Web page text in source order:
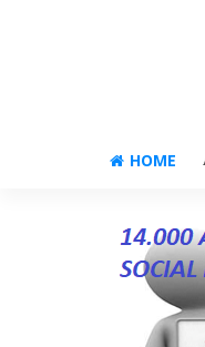
HOME